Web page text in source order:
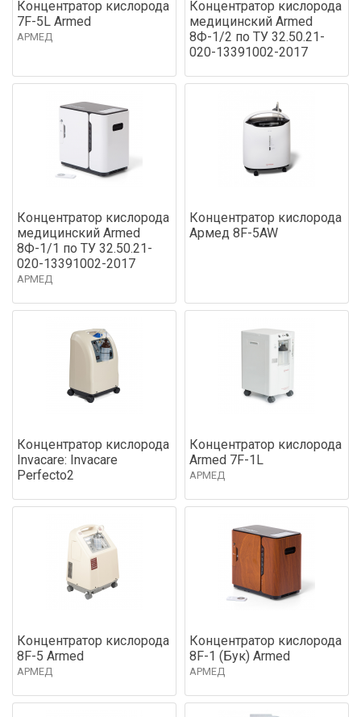
Концентратор кислорода
7F-5L Armed
АРМЕД
Концентратор кислорода
медицинский Armed
8Ф-1/2 по ТУ 32.50.21-
020-13391002-2017
Концентратор кислорода
медицинский Armed
8Ф-1/1 по ТУ 32.50.21-
020-13391002-2017
АРМЕД
Концентратор кислорода
Армед 8F-5AW
Концентратор кислорода
Invacare: Invacare
Perfecto2
Концентратор кислорода
Armed 7F-1L
АРМЕД
Концентратор кислорода
8F-5 Armed
АРМЕД
Концентратор кислорода
8F-1 (Бук) Armed
АРМЕД